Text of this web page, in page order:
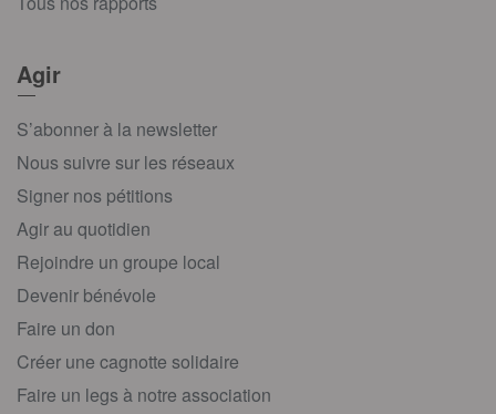
Agir
S’abonner à la newsletter
Nous suivre sur les réseaux
Signer nos pétitions
Agir au quotidien
Rejoindre un groupe local
Devenir bénévole
Faire un don
Créer une cagnotte solidaire
Faire un legs à notre association